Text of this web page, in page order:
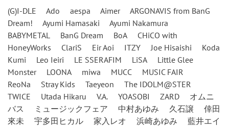
(G)I-DLE Ado aespa Aimer
ARGONAVIS from BanG
Dream!
Ayumi Hamasaki
Ayumi Nakamura
BABYMETAL
BanG Dream BoA
CHiCO with
HoneyWorks
ClariS Eir Aoi ITZY Joe Hisaishi
Koda
Kumi
Leo Ieiri LE SSERAFIM LiSA
Little Glee
Monster
LOONA miwa MUCC
MUSIC FAIR
ReoNa
Stray Kids Taeyeon
The IDOLM@STER
TWICE
Utada Hikaru V.A. YOASOBI ZARD
オムニ
バス
ミュージックフェア 中村あゆみ 久石譲
倖田
來未
宇多田ヒカル 家入レオ 浜崎あゆみ
藍井エイ